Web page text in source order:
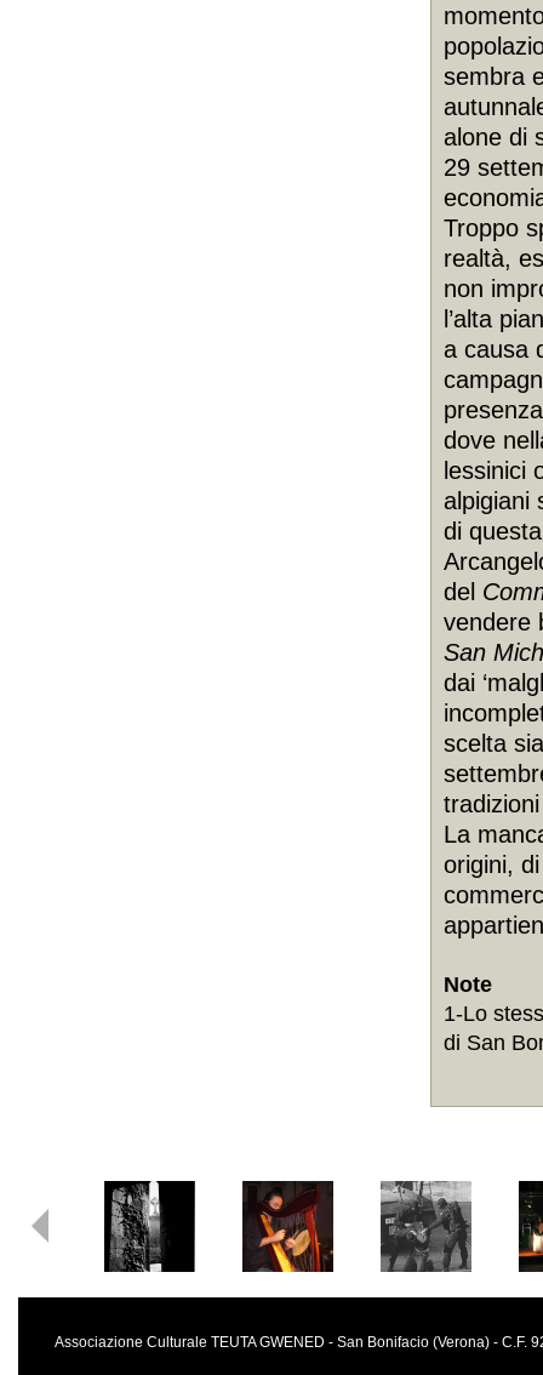
sembra
alone di
29
Troppo
realtà,
non
l’alta
a causa
dove
lessinici
alpigiani
di
del
vendere
San
dai
scelta
La
origini,
Note
1-Lo
di San
Associazione Culturale TEUTA GWENED - San Bonifacio (Verona) - C.F.